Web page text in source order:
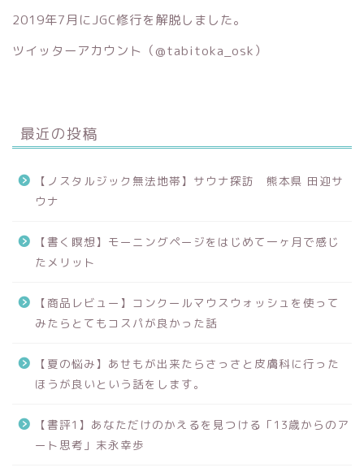
2019年7月にJGC修行を解脱しました。
ツイッターアカウント（@tabitoka_osk）
最近の投稿
【ノスタルジック無法地帯】サウナ探訪 熊本県 田迎サ
ウナ
【書く瞑想】モーニングページをはじめて一ヶ月で感じ
たメリット
【商品レビュー】コンクールマウスウォッシュを使って
みたらとてもコスパが良かった話
【夏の悩み】あせもが出来たらさっさと皮膚科に行った
ほうが良いという話をします。
【書評1】あなただけのかえるを見つける「13歳からのア
ート思考」末永幸歩